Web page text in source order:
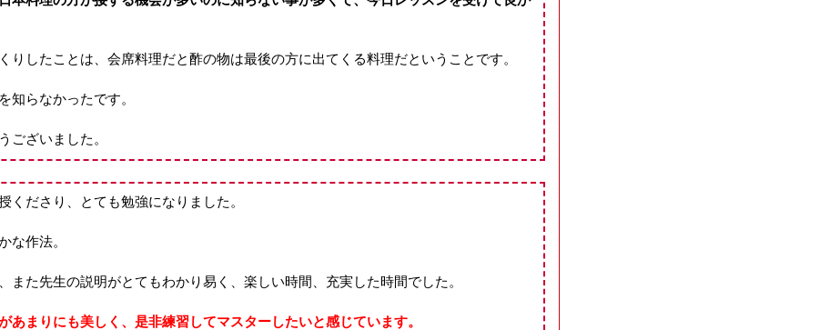
りしたことは、会席料理だと酢の物は最後の方に出てくる料理だということです。
知らなかったです。
ございました。
くださり、とても勉強になりました。
な作法。
また先生の説明がとてもわかり易く、楽しい時間、充実した時間でした。
あまりにも美しく、是非練習してマスターしたいと感じています。